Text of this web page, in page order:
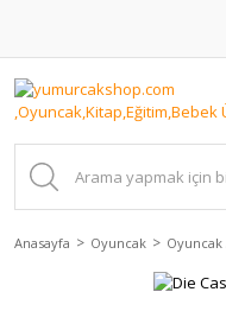
Anasayfa Oyuncak